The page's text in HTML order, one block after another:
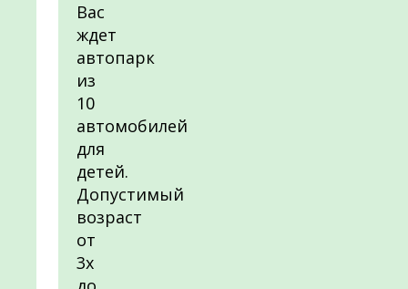
Вас
ждет
автопарк
из
10
автомобилей
для
детей.
Допустимый
возраст
от
3х